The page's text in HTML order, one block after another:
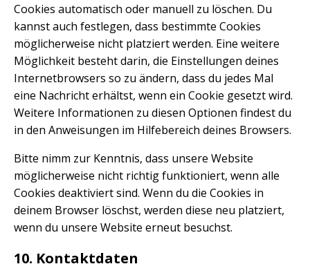
Cookies automatisch oder manuell zu löschen. Du
kannst auch festlegen, dass bestimmte Cookies
möglicherweise nicht platziert werden. Eine weitere
Möglichkeit besteht darin, die Einstellungen deines
Internetbrowsers so zu ändern, dass du jedes Mal
eine Nachricht erhältst, wenn ein Cookie gesetzt wird.
Weitere Informationen zu diesen Optionen findest du
in den Anweisungen im Hilfebereich deines Browsers.
Bitte nimm zur Kenntnis, dass unsere Website
möglicherweise nicht richtig funktioniert, wenn alle
Cookies deaktiviert sind. Wenn du die Cookies in
deinem Browser löschst, werden diese neu platziert,
wenn du unsere Website erneut besuchst.
10. Kontaktdaten